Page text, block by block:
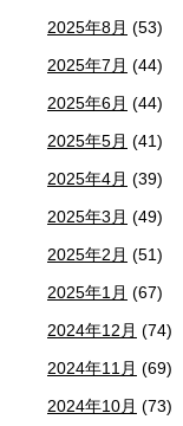
2025年8月 (53)
2025年7月 (44)
2025年6月 (44)
2025年5月 (41)
2025年4月 (39)
2025年3月 (49)
2025年2月 (51)
2025年1月 (67)
2024年12月 (74)
2024年11月 (69)
2024年10月 (73)